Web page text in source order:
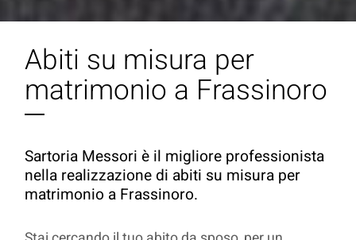
Abiti su misura per
matrimonio a Frassinoro
Sartoria Messori è il migliore professionista
nella realizzazione di abiti su misura per
matrimonio a Frassinoro.